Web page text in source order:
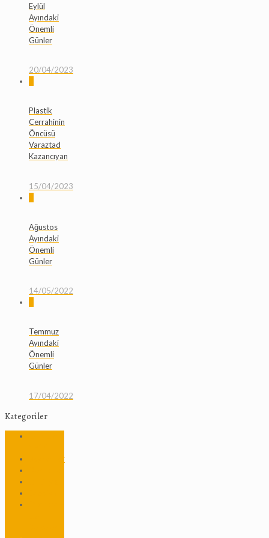
Eylül
Ayındaki
Önemli
Günler
20/04/2023
Plastik
Cerrahinin
Öncüsü
Varaztad
Kazancıyan
15/04/2023
Ağustos
Ayındaki
Önemli
Günler
14/05/2022
Temmuz
Ayındaki
Önemli
Günler
17/04/2022
Kategoriler
Bayramlar